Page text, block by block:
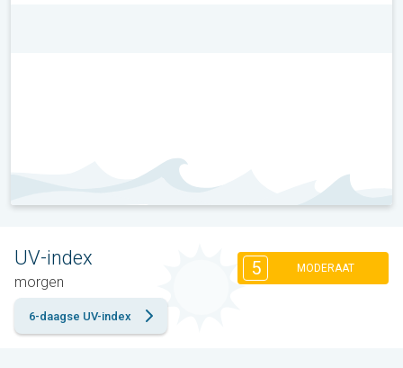
UV-index
morgen
5 MODERAAT
6-daagse UV-index